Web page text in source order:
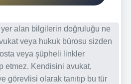
alan bilgilerin doğruluğu ne
veya hukuk bürosu sizden
veya şüpheli linkler
etmez. Kendisini avukat,
görevlisi olarak tanıtıp bu tür